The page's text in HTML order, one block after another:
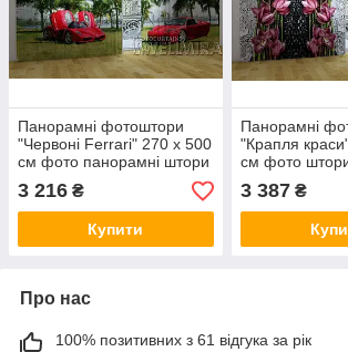
Панорамні фотоштори
"Червоні Ferrari" 270 х 500
см фото панорамні штори
VE
3 216 ₴
Купити
Панорамні
"Крапля
см фото
штори VE
3 387₴
Про нас
100% позитивних з 61 відгука за рік